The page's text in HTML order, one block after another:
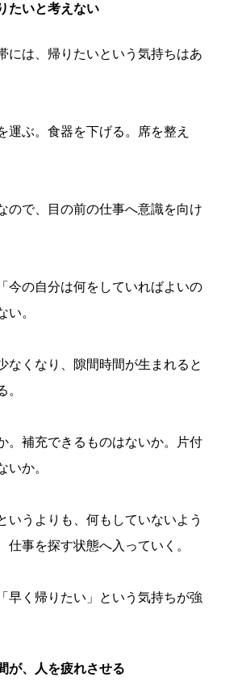
たいと考えない
には、帰りたいという気持ちはあ
運ぶ。食器を下げる。席を整え
ので、目の前の仕事へ意識を向け
今の自分は何をしていればよいの
い。
なくなり、隙間時間が生まれると
。
。補充できるものはないか。片付
いか。
いうよりも、何もしていないよう
仕事を探す状態へ入っていく。
早く帰りたい」という気持ちが強
が、人を疲れさせる